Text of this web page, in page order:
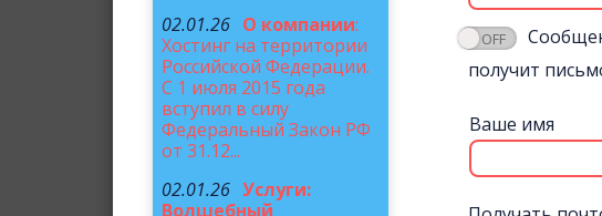
02.01.26 О компании:
Хостинг на территории
Российской Федерации.
С 1 июля 2015 года
вступил в силу
Федеральный Закон РФ
от 31.12...
02.01.26 Услуги:
Волшебный
получит
Ваше имя